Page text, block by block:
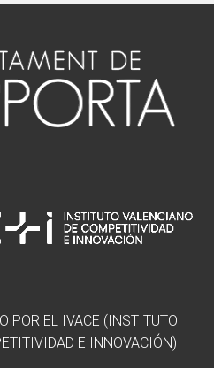
POR EL IVACE (INSTITUTO
E INNOVACIÓN)